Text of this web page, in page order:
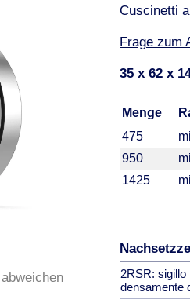
Cuscinetti
Frage zum
35 x 62 x
Menge
475
950
1425
2RSR: sigillo
densamente